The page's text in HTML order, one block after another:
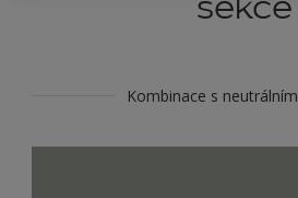
Kombinace s